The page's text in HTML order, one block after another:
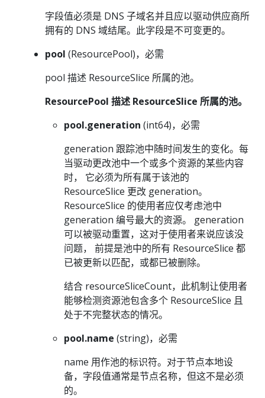
字段值必须是 DNS 子域名并且应以驱动供应商所
拥有的 DNS 域结尾。此字段是不可变更的。
pool (ResourcePool)，必需
pool 描述 ResourceSlice 所属的池。
ResourcePool 描述 ResourceSlice 所属的池。
pool.generation (int64)，必需
generation 跟踪池中随时间发生的变化。每
当驱动更改池中一个或多个资源的某些内容
时， 它必须为所有属于该池的
ResourceSlice 更改 generation。
ResourceSlice 的使用者应仅考虑池中
generation 编号最大的资源。 generation
可以被驱动重置，这对于使用者来说应该没
问题， 前提是池中的所有 ResourceSlice 都
已被更新以匹配，或都已被删除。
结合 resourceSliceCount，此机制让使用者
能够检测资源池包含多个 ResourceSlice 且
处于不完整状态的情况。
pool.name (string)，必需
name 用作池的标识符。对于节点本地设
备，字段值通常是节点名称，但这不是必须
的。